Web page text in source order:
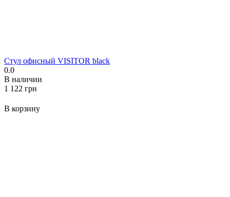
Стул офисный VISITOR black
0.0
В наличии
‍1 122‍ грн
В корзину